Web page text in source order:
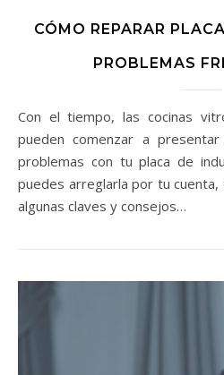
CÓMO REPARAR
PROBLEMAS
Con el tiempo, las cocinas vitrocerámicas por inducción
pueden comenzar a
problemas con tu placa de
puedes arreglarla por tu
algunas claves y consejos…